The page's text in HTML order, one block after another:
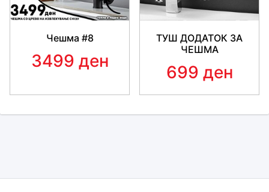
Чешма #8
3499 ден
ТУШ ДОДАТОК ЗА
ЧЕШМА
699 ден